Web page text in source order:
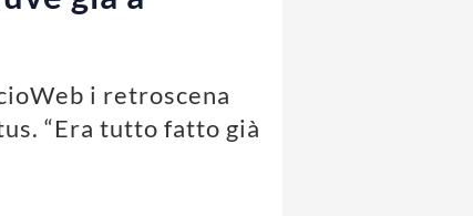
i retroscena
“Era tutto fatto già